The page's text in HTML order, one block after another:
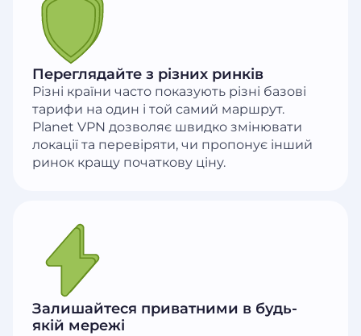
Переглядайте з різних ринків
Різні країни часто показують різні базові
тарифи на один і той самий маршрут.
Planet VPN дозволяє швидко змінювати
локації та перевіряти, чи пропонує інший
ринок кращу початкову ціну.
Залишайтеся приватними в будь-
якій мережі